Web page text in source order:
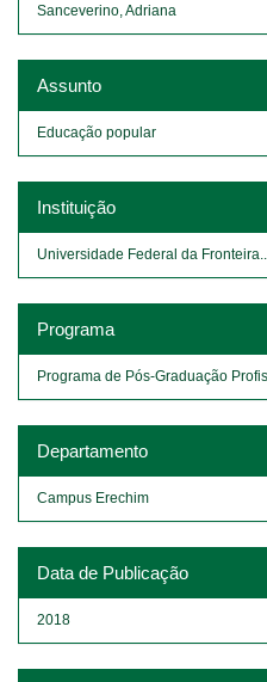
Sanceverino, Adriana
Assunto
Educação popular
Instituição
Universidade Federal da Fronteira...
Programa
Programa de Pós-Graduação
Departamento
Campus Erechim
Data de Publicação
2018